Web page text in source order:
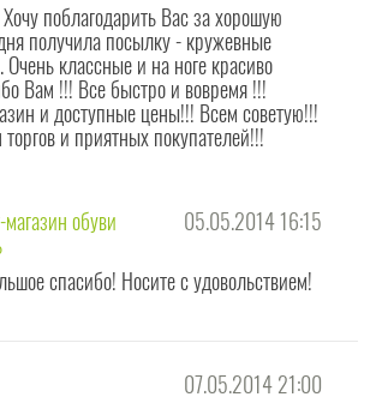
поблагодарить Вас за хорошую
получила посылку - кружевные
Очень классные и на ноге красиво
Вам !!! Все быстро и вовремя !!!
и доступные цены!!! Всем советую!!!
и приятных покупателей!!!
обуви
05.05.2014 16:15
спасибо! Носите с удовольствием!
07.05.2014 21:00